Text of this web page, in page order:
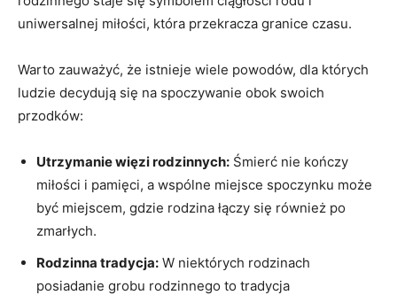
uniwersalnej miłości, która przekracza granice czasu.
Warto zauważyć, że istnieje wiele powodów, dla których
ludzie decydują się na spoczywanie obok swoich
przodków:
Utrzymanie więzi rodzinnych: Śmierć nie kończy
miłości i pamięci, a wspólne miejsce spoczynku może
być miejscem, gdzie rodzina łączy się również po
zmarłych.
Rodzinna tradycja: W niektórych rodzinach
posiadanie grobu rodzinnego to tradycja